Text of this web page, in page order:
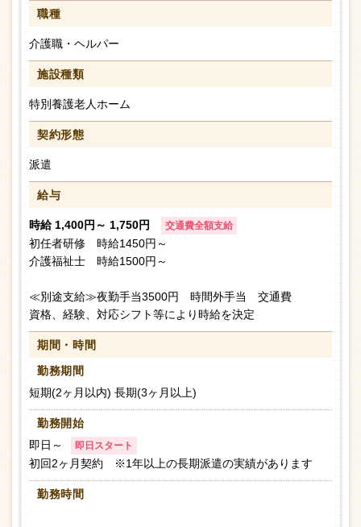
職種
介護職・ヘルパー
施設種類
特別養護老人ホーム
契約形態
派遣
給与
時給 1,400円～ 1,750円 交通費全額支給
初任者研修 時給1450円～
介護福祉士 時給1500円～
≪別途支給≫夜勤手当3500円 時間外手当 交通費
資格、経験、対応シフト等により時給を決定
期間・時間
勤務期間
短期(2ヶ月以内) 長期(3ヶ月以上)
勤務開始
即日～
即日スタート
初回2ヶ月契約 ※1年以上の長期派遣の実績があります
勤務時間